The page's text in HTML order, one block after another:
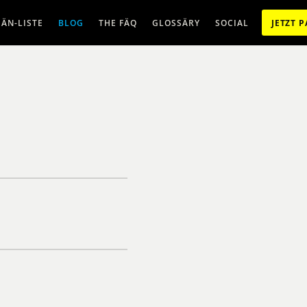
LISTE BLOG THE FÄQ GLOSSÄRY SOCIAL JETZT